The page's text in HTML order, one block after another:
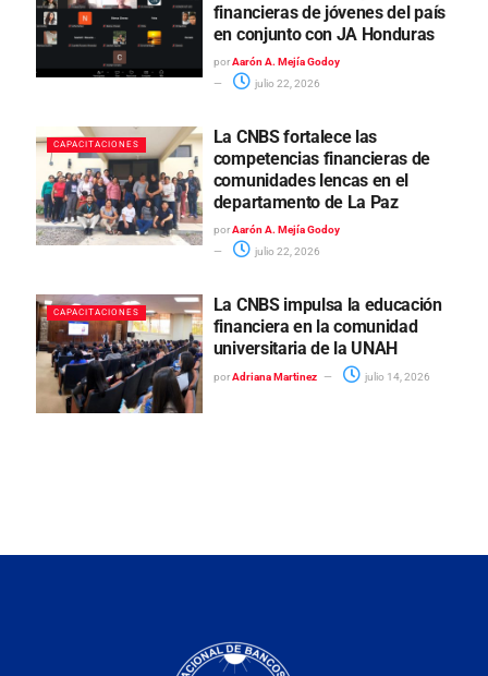
financieras de jóvenes del país
en conjunto con JA Honduras
por Aarón A. Mejía Godoy
julio 22, 2026
CAPACITACIONES
La CNBS fortalece las
competencias financieras de
comunidades lencas en el
departamento de La Paz
por Aarón A. Mejía Godoy
julio 22, 2026
CAPACITACIONES
La CNBS impulsa la educación
financiera en la comunidad
universitaria de la UNAH
por Adriana Martinez julio 14, 2026